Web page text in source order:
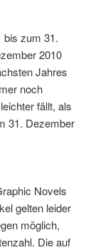
bis zum 31.
2010
Jahres
noch
fällt, als
31. Dezember
Novels
gelten leider
möglich,
Die auf